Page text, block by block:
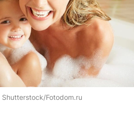
Shutterstock/Fotodom.ru